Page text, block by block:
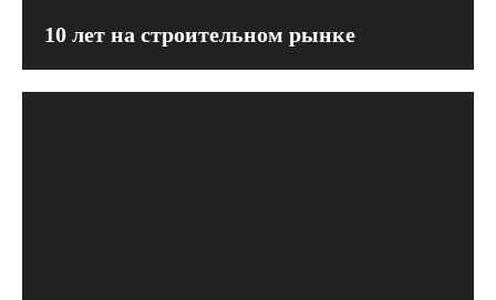
10 лет на строительном рынке